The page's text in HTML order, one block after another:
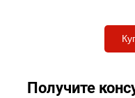
Получите